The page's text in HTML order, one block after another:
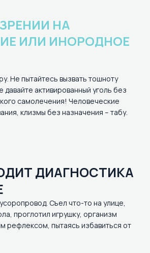
НА
ИЛИ ИНОРОДНОЕ
Не пытайтесь вызвать тошноту
давайте активированный уголь без
самолечения! Человеческие
клизмы без назначения – табу.
ДИАГНОСТИКА
Съел что-то на улице,
проглотил игрушку, организм
рефлексом, пытаясь избавиться от